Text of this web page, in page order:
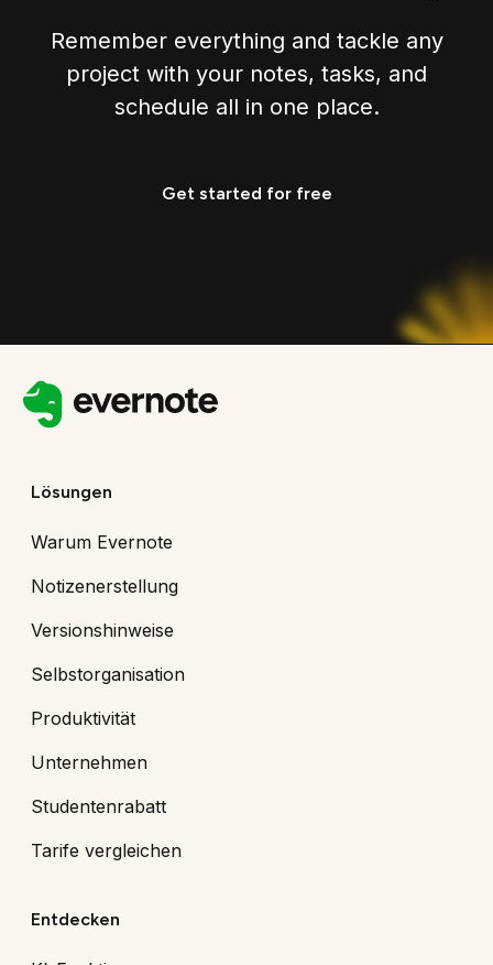
Remember everything and tackle any
project with your notes, tasks, and
schedule all in one place.
Get started for free
Lösungen
Warum Evernote
Notizenerstellung
Versionshinweise
Selbstorganisation
Produktivität
Unternehmen
Studentenrabatt
Tarife vergleichen
Entdecken